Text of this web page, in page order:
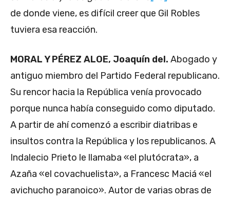
de donde viene, es difícil creer que Gil Robles
tuviera esa reacción.
MORAL Y PÉREZ ALOE, Joaquín del. Abogado y
antiguo miembro del Partido Federal republicano.
Su rencor hacia la República venía provocado
porque nunca había conseguido como diputado.
A partir de ahí comenzó a escribir diatribas e
insultos contra la República y los republicanos. A
Indalecio Prieto le llamaba «el plutócrata», a
Azaña «el covachuelista», a Francesc Maciá «el
avichucho paranoico». Autor de varias obras de